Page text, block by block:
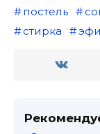
постель
стирка